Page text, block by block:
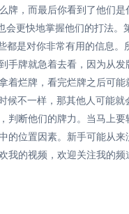
牌，而最后你看到了他们
会更快地掌握他们的打法
都是对你非常有用的信息
手牌就急着去看，因为从
着烂牌，看完烂牌之后可
不一样，那其他人可能就
判断他们的牌力。当马上
的位置因素。新手可能从
我的视频，欢迎关注我的频